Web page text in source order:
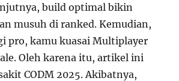
build optimal bikin
musuh di ranked. Kemudian,
pro, kamu kuasai Multiplayer
Oleh karena itu, artikel ini
CODM 2025. Akibatnya,